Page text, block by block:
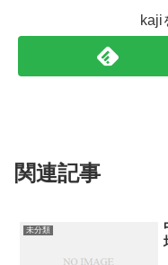
kaji
関連記事
未分類